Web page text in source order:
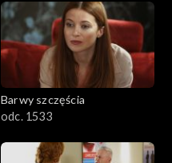
Barwy szczęścia
odc. 1533